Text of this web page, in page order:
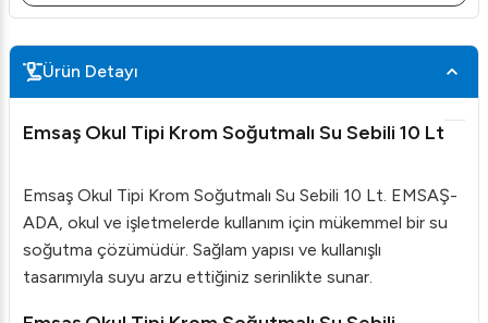
Ürün Detayı
Emsaş Okul Tipi Krom Soğutmalı Su Sebili 10 Lt
Emsaş Okul Tipi Krom Soğutmalı Su Sebili 10 Lt. EMSAŞ-
ADA, okul ve işletmelerde kullanım için mükemmel bir su
soğutma çözümüdür. Sağlam yapısı ve kullanışlı
tasarımıyla suyu arzu ettiğiniz serinlikte sunar.